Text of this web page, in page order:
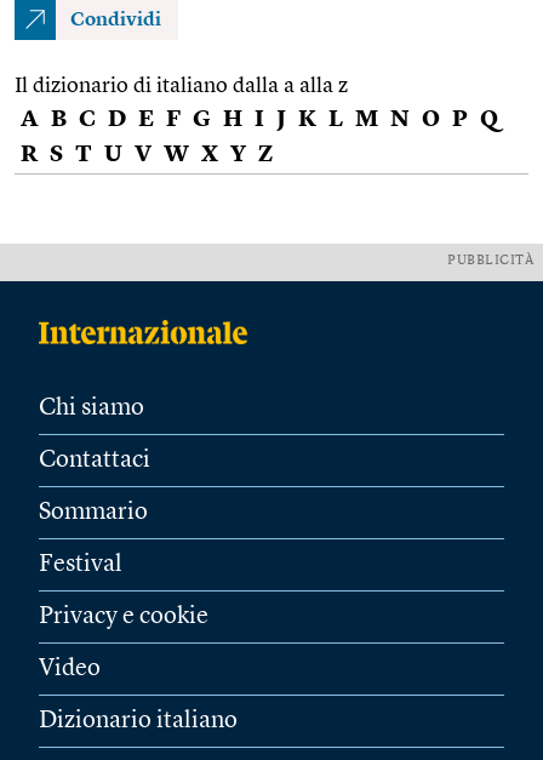
Condividi
Il dizionario di italiano dalla a alla z
A B C D E F G H I J K L M N O P Q
R S T U V W X Y Z
PUBBLICITÀ
Chi siamo
Contattaci
Sommario
Festival
Privacy e cookie
Video
Dizionario italiano